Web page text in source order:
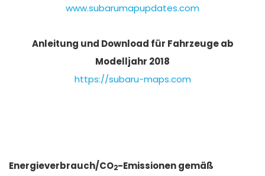
www.subarumapupdates.com
Anleitung und Download für Fahrzeuge ab
Modelljahr 2018
https://subaru-maps.com
Energieverbrauch/CO2-Emissionen gemäß